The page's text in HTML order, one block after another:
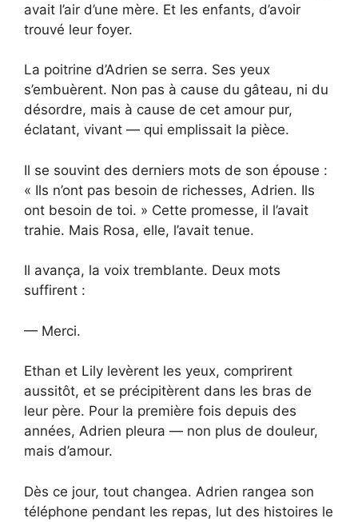
avait l’air d’une mère. Et les enfants, d’avoir
trouvé leur foyer.
La poitrine d’Adrien se serra. Ses yeux
s’embuèrent. Non pas à cause du gâteau, ni du
désordre, mais à cause de cet amour pur,
éclatant, vivant — qui emplissait la pièce.
Il se souvint des derniers mots de son épouse :
« Ils n’ont pas besoin de richesses, Adrien. Ils
ont besoin de toi. » Cette promesse, il l’avait
trahie. Mais Rosa, elle, l’avait tenue.
Il avança, la voix tremblante. Deux mots
suffirent :
— Merci.
Ethan et Lily levèrent les yeux, comprirent
aussitôt, et se précipitèrent dans les bras de
leur père. Pour la première fois depuis des
années, Adrien pleura — non plus de douleur,
mais d’amour.
Dès ce jour, tout changea. Adrien rangea son
téléphone pendant les repas, lut des histoires le